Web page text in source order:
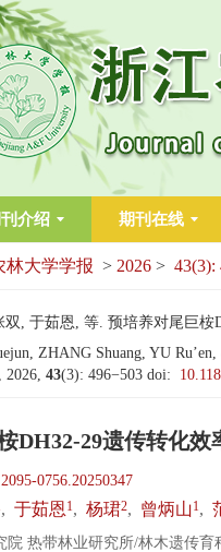
介绍 期刊在线
林大学学报 > 2026 > 43(3):
双, 于茹恩, 等. 预培养对尾巨桉
ZHANG Shuang, YU Ru’en,
2026, 43(3): 496−503 doi:
DH32-29遗传转化效
0756.20250347
, 于茹恩 1, 杨珺2, 曾炳山1,
院 热带林业研究所/林木遗传